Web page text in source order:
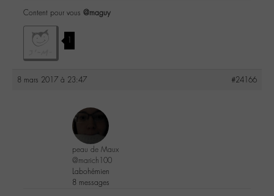
Content pour vous @maguy
1
8 mars 2017 à 23:47 #24166
peau de Maux
@marich100
Labohémien
8 messages